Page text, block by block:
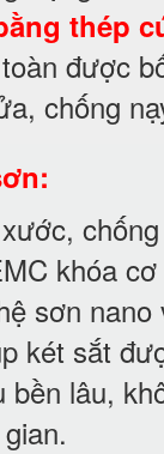
thép
được
chống
chống
khóa
sơn
két sắt
bền lâu,